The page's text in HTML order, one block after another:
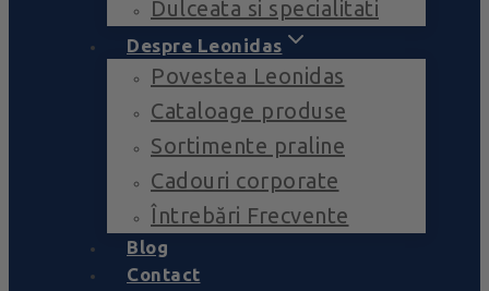
Dulceata si specialitati
Despre Leonidas
Povestea Leonidas
Cataloage produse
Sortimente praline
Cadouri corporate
Întrebări Frecvente
Blog
Contact